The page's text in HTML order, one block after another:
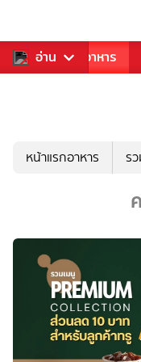
อ่าน
การเพลง อาหาร
หน้าแรกอาหาร ร